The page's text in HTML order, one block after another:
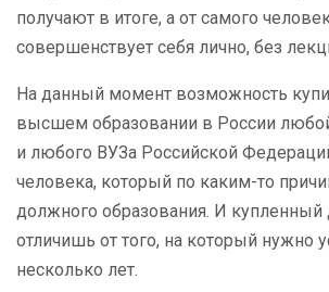
получают в итоге, а от самого
совершенствует себя лично, без
На данный момент возможность
высшем образовании в России
и любого ВУЗа Российской
человека, который по каким-то
должного образования. И купленный
отличишь от того, на который нужно
несколько лет.